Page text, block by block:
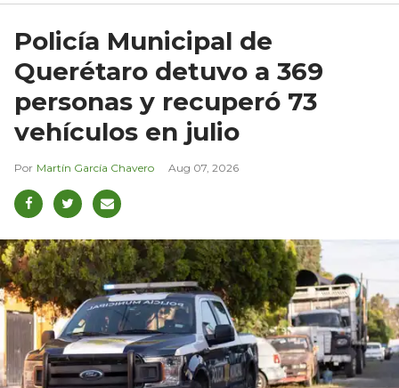
Policía Municipal de
Querétaro detuvo a 369
personas y recuperó 73
vehículos en julio
Martín García Chavero Aug 07, 2026